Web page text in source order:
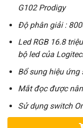
G102 Prodigy
Độ phân giải :
Led RGB 16.8
bộ led của
Bổ sung hiệu ứng
Mắt đọc được
Sử dụng switch